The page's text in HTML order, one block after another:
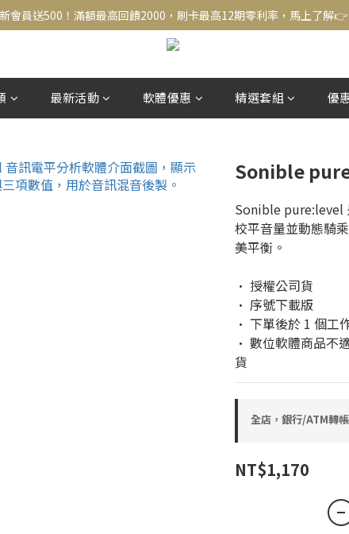
新會員送500！滿額最高回饋2000，刷卡最高12期零利率，馬上了解👉
新會員送500！滿額最高回饋2000，刷卡最高12期零利率，馬上了解👉
結帳頁選zingala銀角零卡分期，輕鬆打包
會員送500！滿額最高回饋2000，刷卡最高12期零利率，馬上了解👉
最新活動 軟體優惠 精選套組 優
Sonible
Sonible pure:level
校平音量並動態騎
美平衡。
• 授權公司貨
• 序號下載版
• 下單後於 1 個工
• 數位軟體商品不
貨
全店，銀行/ATM轉
NT$1,170